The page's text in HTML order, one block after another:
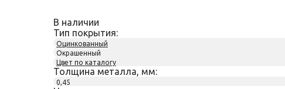
В наличии
Тип покрытия:
Оцинкованный
Окрашенный
Цвет по каталогу
Толщина металла, мм:
0,45